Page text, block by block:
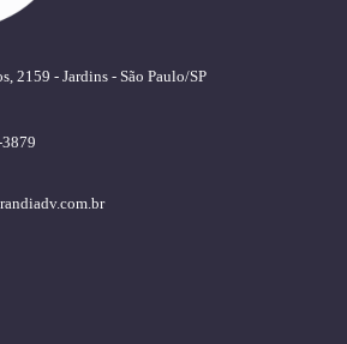
2159 - Jardins - São Paulo/SP